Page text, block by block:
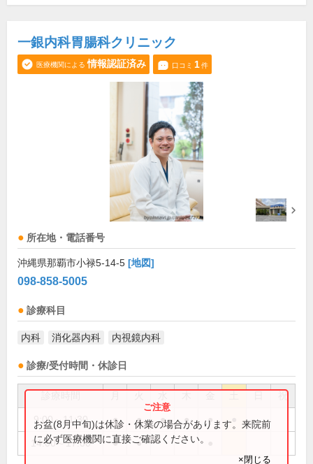
一銀内科胃腸科クリニック
医療機関による 情報認証済み 口コミ 1件
所在地・電話番号
沖縄県那覇市小禄5-14-5 [地図]
098-858-5005
診療科目
内科 消化器内科 内視鏡内科
診療/受付時間・休診日
祝
9:00～11:30 ● ● ● ● ●
14:00～17:00 ● ●
お盆(8月中旬)は休診・休業の場合があります。来院前
に必ず医療機関に直接ご確認ください。
×閉じる